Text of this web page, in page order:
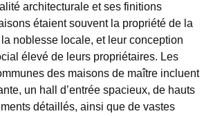
architecturale et ses finitions
étaient souvent la propriété de la
noblesse locale, et leur conception
élevé de leurs propriétaires. Les
des maisons de maître incluent
un hall d’entrée spacieux, de hauts
détaillés, ainsi que de vastes